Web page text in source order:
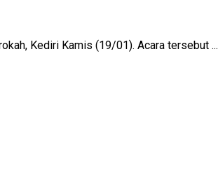
Kediri Kamis (19/01). Acara tersebut ...